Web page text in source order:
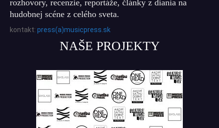
rozhovory, recenzie, reportáže, články z diania na
hudobnej scéne z celého sveta.
kontakt: press(a)musicpress.sk
NAŠE PROJEKTY